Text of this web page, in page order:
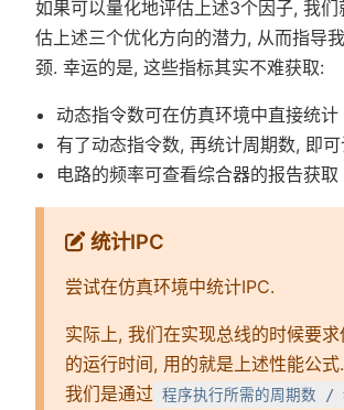
如果可以量化地评估上述3个因子, 我
估上述三个优化方向的潜力, 从而指导
颈. 幸运的是, 这些指标其实不难获取:
动态指令数可在仿真环境中直接统计
有了动态指令数, 再统计周期数, 即
电路的频率可查看综合器的报告获取
统计IPC
尝试在仿真环境中统计IPC.
实际上, 我们在实现总线的时候要
的运行时间, 用的就是上述性能公
我们是通过 程序执行所需的周期数 /